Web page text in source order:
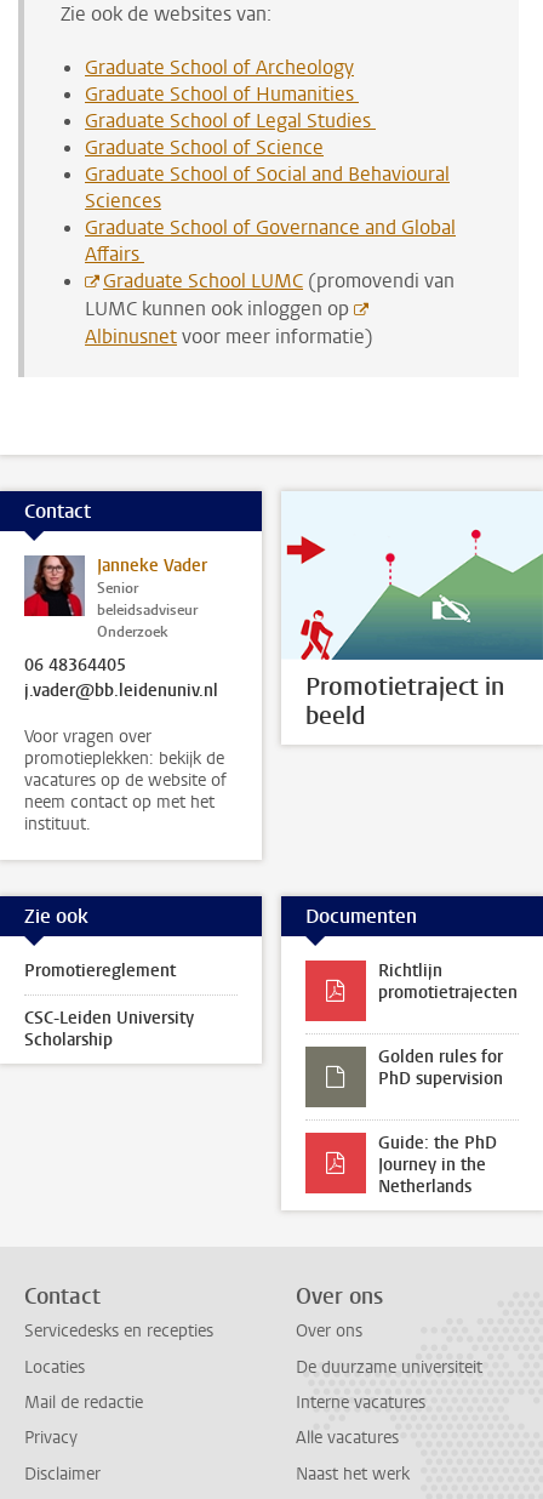
Zie ook de websites van:
Graduate School of Archeology
Graduate School of Humanities
Graduate School of Legal Studies
Graduate School of Science
Graduate School of Social and Behavioural
Sciences
Graduate School of Governance and Global
Affairs
Graduate School LUMC (promovendi van
LUMC kunnen ook inloggen op
Albinusnetvoor meer informatie)
Contact
Janneke Vader
Senior
beleidsadviseur
Onderzoek
06 48364405
j.vader@bb.leidenuniv.nl
Voor vragen over
promotieplekken: bekijk de
vacatures op de website of
neem contact op met het
instituut.
Promotietraject in
beeld
Zie ook
Promotiereglement
CSC-Leiden University
Scholarship
Documenten
Richtlijn
promotietrajecten
Golden rules for
PhD supervision
Guide: the PhD
Journey in the
Netherlands
Contact
Servicedesks en recepties
Locaties
Mail de redactie
Privacy
Disclaimer
Over ons
Over ons
De duurzame universiteit
Interne vacatures
Alle vacatures
Naast het werk